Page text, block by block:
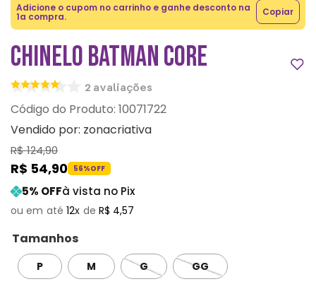
Adicione o cupom no carrinho e ganhe desconto na
1a compra. Copiar
CHINELO BATMAN CORE
2 avaliações
: 10071722
Vendido por: zonacriativa
R$124,90
R$ 54,90 56%OFF
5% OFFà vista no Pix
12 R$ 4,57
Tamanhos
P M G GG